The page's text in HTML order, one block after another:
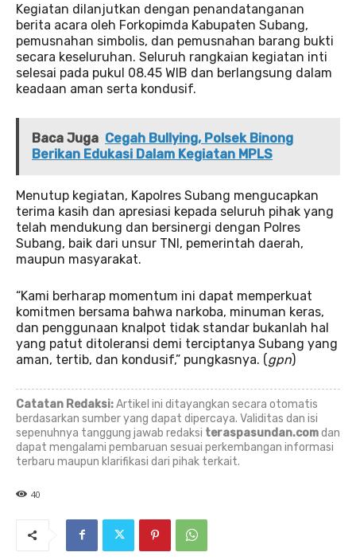
Kegiatan dilanjutkan dengan penandatanganan
berita acara oleh Forkopimda Kabupaten Subang,
pemusnahan simbolis, dan pemusnahan barang bukti
secara keseluruhan. Seluruh rangkaian kegiatan inti
selesai pada pukul 08.45 WIB dan berlangsung dalam
keadaan aman serta kondusif.
Baca Juga Cegah Bullying, Polsek Binong
Berikan Edukasi Dalam Kegiatan MPLS
Menutup kegiatan, Kapolres Subang mengucapkan
terima kasih dan apresiasi kepada seluruh pihak yang
telah mendukung dan bersinergi dengan Polres
Subang, baik dari unsur TNI, pemerintah daerah,
maupun masyarakat.
“Kami berharap momentum ini dapat memperkuat
komitmen bersama bahwa narkoba, minuman keras,
dan penggunaan knalpot tidak standar bukanlah hal
yang patut ditoleransi demi terciptanya Subang yang
aman, tertib, dan kondusif,” pungkasnya. (gpn)
Catatan Redaksi:Artikel ini ditayangkan secara otomatis
berdasarkan sumber yang dapat dipercaya. Validitas dan isi
sepenuhnya tanggung jawab redaksi teraspasundan.comdan
dapat mengalami pembaruan sesuai perkembangan informasi
terbaru maupun klarifikasi dari pihak terkait.
40